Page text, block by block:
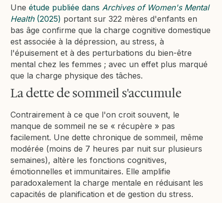
Uneétude publiée dansArchives of Women's Mental
Health(2025) portant sur 322 mères d'enfants en
bas âge confirme que la charge cognitive domestique
est associée à la dépression, au stress, à
l'épuisement et à des perturbations du bien-être
mental chez les femmes ; avec un effet plus marqué
que la charge physique des tâches.
La dette de sommeil s'accumule
Contrairement à ce que l'on croit souvent, le
manque de sommeil ne se « récupère » pas
facilement. Une dette chronique de sommeil, même
modérée (moins de 7 heures par nuit sur plusieurs
semaines), altère les fonctions cognitives,
émotionnelles et immunitaires. Elle amplifie
paradoxalement la charge mentale en réduisant les
capacités de planification et de gestion du stress.